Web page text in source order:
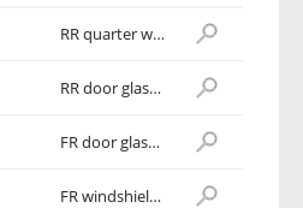
RR quarter window assy RH
RR door glass assy RH
FR door glass assy RH
FR windshield assy